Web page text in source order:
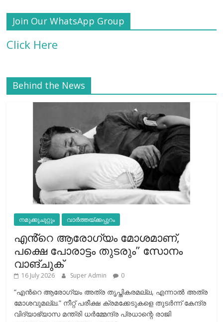
Join Our WhatsApp Group
Click Here
Behind the News
നമുക്കുചുറ്റും വാർത്തയ്ക്കപ്പുറം
എൻ്റെ ആരോഗ്യം മോശമാണ്,
പക്ഷെ പോരാട്ടം തുടരും” സോനം
വാങ്ചുക്
16 July 2026 Super Admin 0
“എന്‍റെ ആരോഗ്യം അത്ര തൃപ്തികരമല്ല, എന്നാൽ അത്ര
മോശവുമല്ല.” നീറ്റ് പരീക്ഷ ക്രമക്കേടുകളെ തുടർന്ന് കേന്ദ്ര
വിദ്യാഭ്യാസ മന്ത്രി ധർമ്മേന്ദ്ര പ്രധാന്റെ രാജി